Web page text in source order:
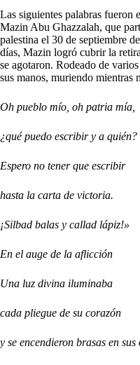
Las siguientes palabras fueron
Mazin Abu Ghazzalah, que
palestina el 30 de septiembre
días, Mazin logró cubrir la
se agotaron. Rodeado de
sus manos, muriendo mientras
Oh pueblo mío, oh patria mía,
¿qué puedo escribir y a quién?
Espero no tener que escribir
hasta la carta de victoria.
¡Silbad balas y callad lápiz!»
En el auge de la aflicción
Una luz divina iluminaba
cada pliegue de su corazón
y se encendieron brasas en sus